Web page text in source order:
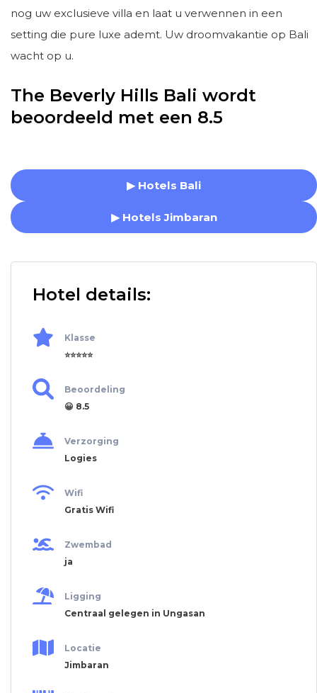
nog uw exclusieve villa en laat u verwennen in een
setting die pure luxe ademt. Uw droomvakantie op Bali
wacht op u.
The Beverly Hills Bali wordt
beoordeeld met een 8.5
▶ Hotels Bali
▶ Hotels Jimbaran
Hotel details:
Klasse
⭐⭐⭐⭐⭐
Beoordeling
😀 8.5
Verzorging
Logies
Wifi
Gratis Wifi
Zwembad
ja
Ligging
Centraal gelegen in Ungasan
Locatie
Jimbaran